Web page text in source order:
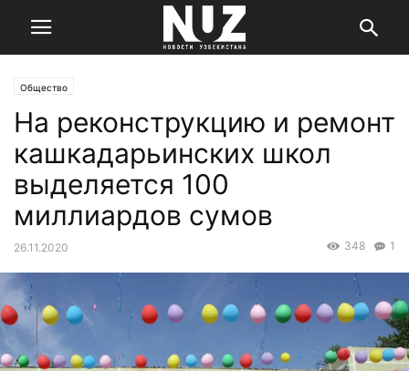
Общество
На реконструкцию и ремонт
кашкадарьинских школ
выделяется 100
миллиардов сумов
26.11.2020 1
348